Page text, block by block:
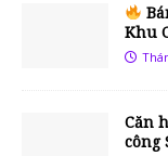
Khu
Căn
công